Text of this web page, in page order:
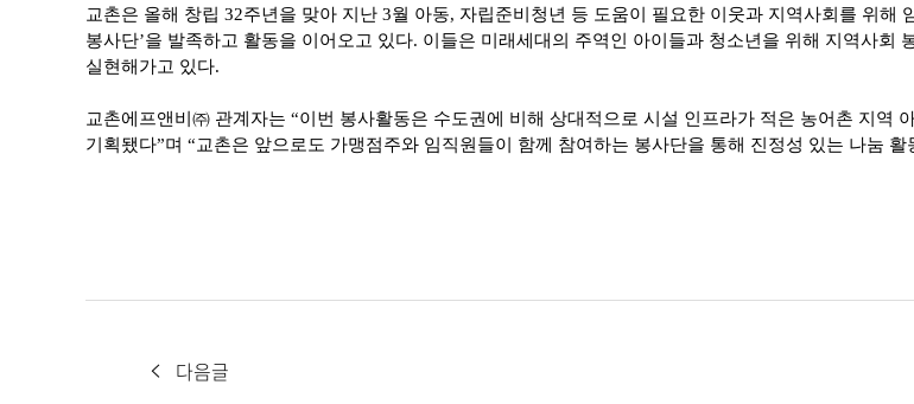
교촌은 올해 창립 32주년을 맞아 지난 3월 아동, 자립준비청년 등 도움이 필요한 이웃과 지역사회를 위해
봉사단’을 발족하고 활동을 이어오고 있다. 이들은 미래세대의 주역인 아이들과 청소년을 위해 지역사
실현해가고 있다.
교촌에프앤비㈜ 관계자는 “이번 봉사활동은 수도권에 비해 상대적으로 시설 인프라가 적은 농어촌 지역
기획됐다”며 “교촌은 앞으로도 가맹점주와 임직원들이 함께 참여하는 봉사단을 통해 진정성 있는 나눔
다음글